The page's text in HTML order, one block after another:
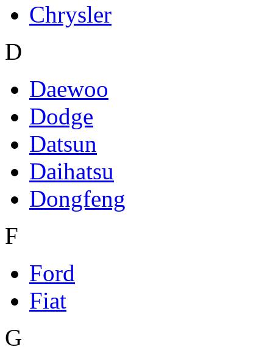
Chrysler
D
Daewoo
Dodge
Datsun
Daihatsu
Dongfeng
F
Ford
Fiat
G